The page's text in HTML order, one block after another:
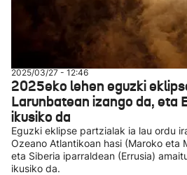
2025/03/27 - 12:46
2025eko lehen eguzki
Larunbatean izango da, eta
ikusiko da
Eguzki eklipse partzialak ia lau ordu
Ozeano Atlantikoan hasi (Maroko eta
eta Siberia iparraldean (Errusia)
ikusiko da.